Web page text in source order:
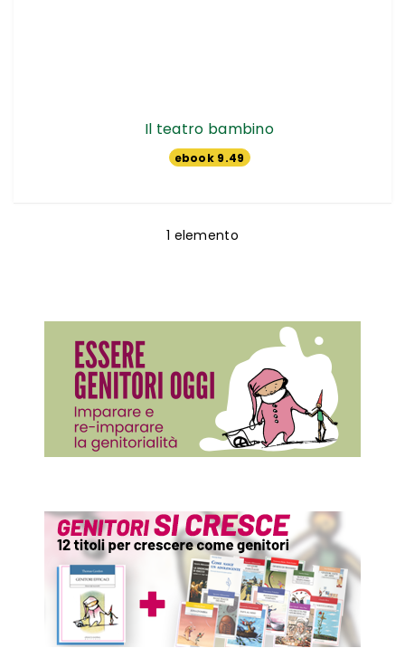
Il teatro bambino
ebook 9.49
1 elemento